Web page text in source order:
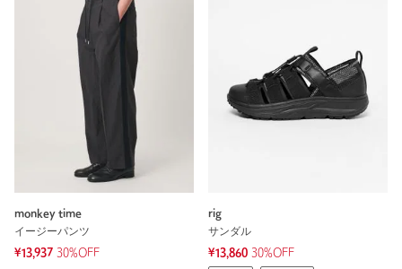
monkey time
イージーパンツ
¥13,937 30%OFF
rig
サンダル
¥13,860 30%OFF